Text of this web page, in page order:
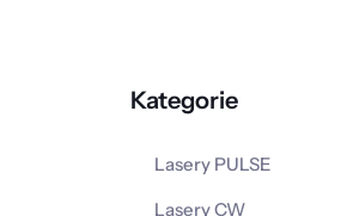
Kategorie
Lasery PULSE
Lasery CW